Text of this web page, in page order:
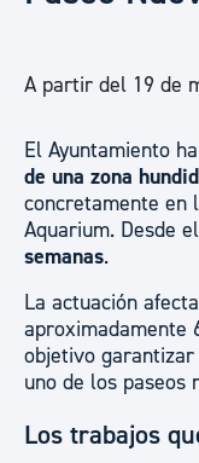
A partir del 19 de
El Ayuntamiento
de una zona
concretamente en
Aquarium. Desde el
semanas.
La actuación
aproximadamente
objetivo
uno de los paseos
Los trabajos